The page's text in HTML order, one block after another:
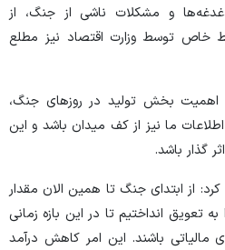
و مشکلات ناشی از جنگ، از
خاص توسط وزارت اقتصاد نیز مطلع
اهمیت بخش تولید در روز‌های جنگ،
ما نیز از کف میدان باشد و این
گذار باشد.
کرد: از ابتدای جنگ تا همین الان مقدار
تعویق انداختیم تا در این بازه زمانی
مالیاتی باشند. این امر کاهش درآمد